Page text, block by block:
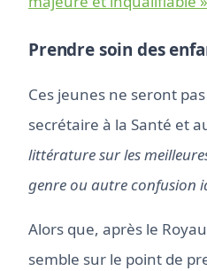
Prendre soin des
Ces jeunes ne seront
secrétaire à la Santé et
littérature sur les
genre ou autre confusion
Alors que, après le
semble sur le point de